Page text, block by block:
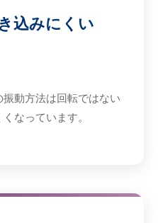
込みにくい
動方法は回転ではない
なっています。